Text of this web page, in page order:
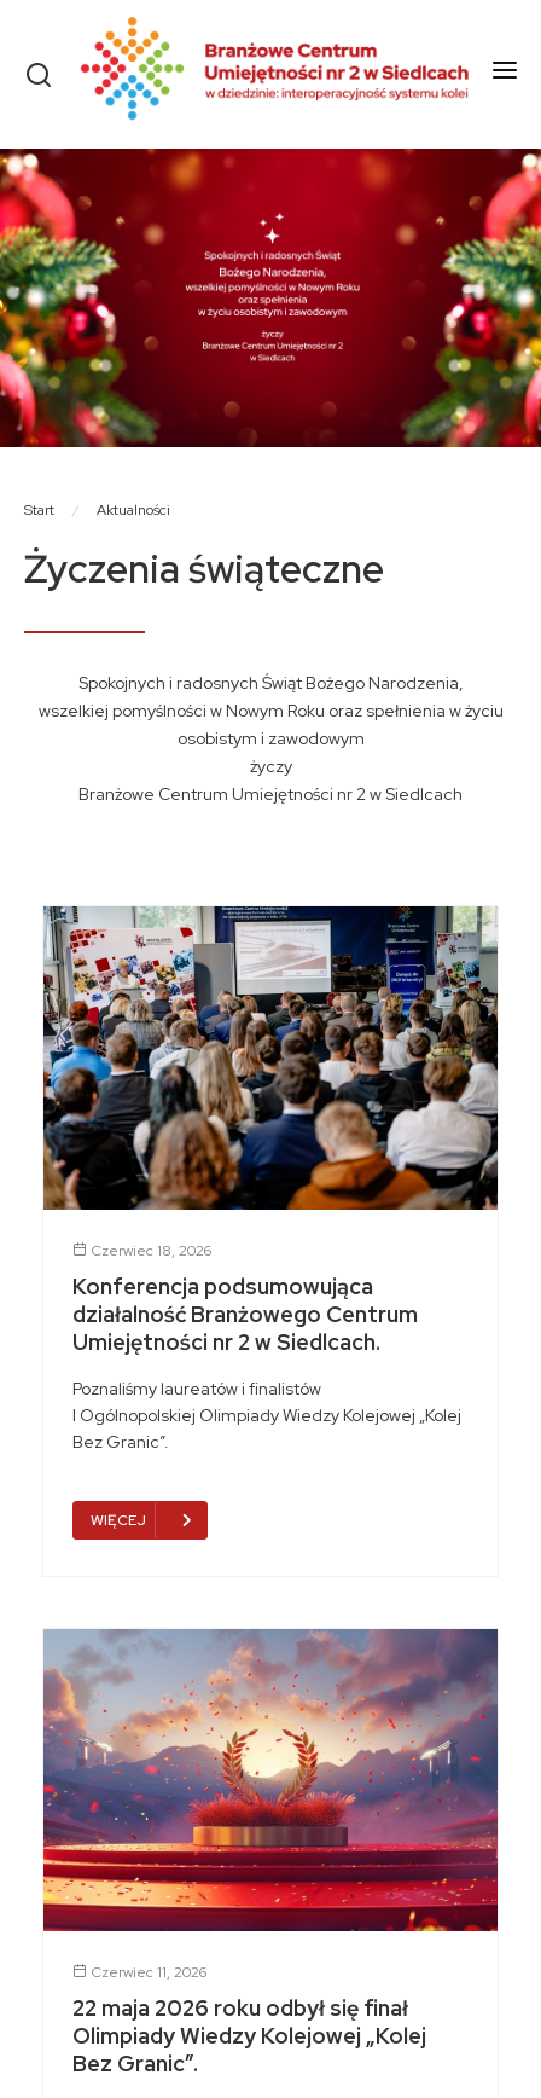
Start
O nas
Aktualności
Szkolenia i kursy
Olimpiady
Konkursy
Rekrutacja
Dokumenty
Kontakt
Start / Aktualności
Życzenia świąteczne
Spokojnych i radosnych Świąt Bożego Narodzenia,
wszelkiej pomyślności w Nowym Roku oraz spełnienia w życiu
osobistym i zawodowym
życzy
Branżowe Centrum Umiejętności nr 2 w Siedlcach
Czerwiec 18, 2026
Konferencja podsumowująca
działalność Branżowego Centrum
Umiejętności nr 2 w Siedlcach.
Poznaliśmy laureatów i finalistów
I Ogólnopolskiej Olimpiady Wiedzy Kolejowej „Kolej
Bez Granic”.
WIĘCEJ
Czerwiec 11, 2026
22 maja 2026 roku odbył się finał
Olimpiady Wiedzy Kolejowej „Kolej
Bez Granic”.